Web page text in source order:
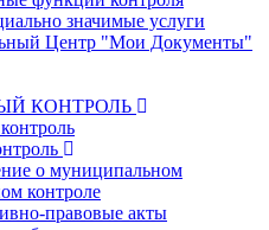
значимые услуги
Центр "Мои Документы"
КОНТРОЛЬ
о муниципальном
контроле
правовые акты